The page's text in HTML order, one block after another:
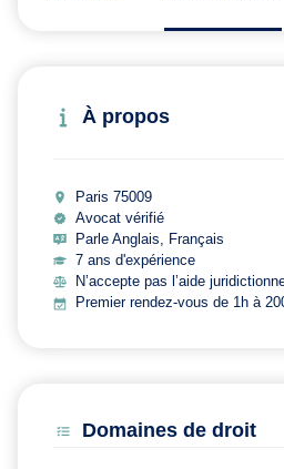
À propos
Paris 75009
Avocat vérifié
Parle Anglais, Français
7 ans d'expérience
N’accepte pas l’aide
Premier rendez-vous de 1h à
Domaines de droit